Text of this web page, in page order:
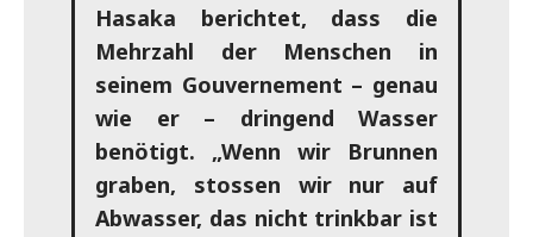
Hasaka berichtet, dass die
Mehrzahl der Menschen in
seinem Gouvernement – genau
wie er – dringend Wasser
benötigt. „Wenn wir Brunnen
graben, stossen wir nur auf
Abwasser, das nicht trinkbar ist